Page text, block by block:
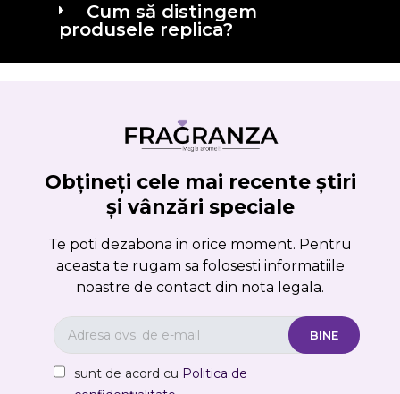
Cum să distingem
produsele replica?
Obțineți cele mai recente știri
și vânzări speciale
Te poti dezabona in orice moment. Pentru
aceasta te rugam sa folosesti informatiile
noastre de contact din nota legala.
sunt de acord cu Politica de